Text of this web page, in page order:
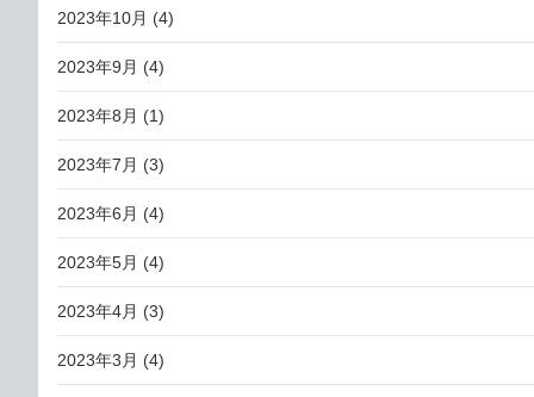
2023年10月 (4)
2023年9月 (4)
2023年8月 (1)
2023年7月 (3)
2023年6月 (4)
2023年5月 (4)
2023年4月 (3)
2023年3月 (4)